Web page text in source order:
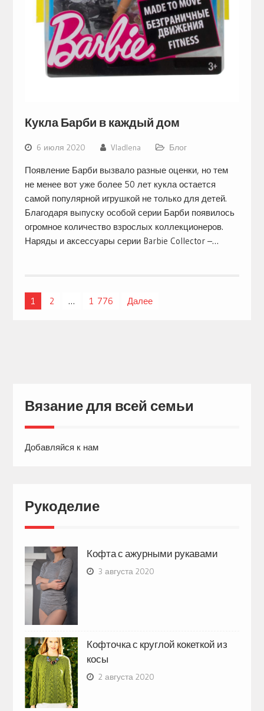
Кукла Барби в каждый дом
6 июля 2020 Vladlena Блог
Появление Барби вызвало разные оценки, но тем
не менее вот уже более 50 лет кукла остается
самой популярной игрушкой не только для детей.
Благодаря выпуску особой серии Барби появилось
огромное количество взрослых коллекционеров.
Наряды и аксессуары серии Barbie Collector –…
Навигация
1 2 … 1 776 Далее
Вязание для всей семьи
Добавляйся к нам
Рукоделие
Кофта с ажурными рукавами
3 августа 2020
Кофточка с круглой кокеткой из
косы
2 августа 2020